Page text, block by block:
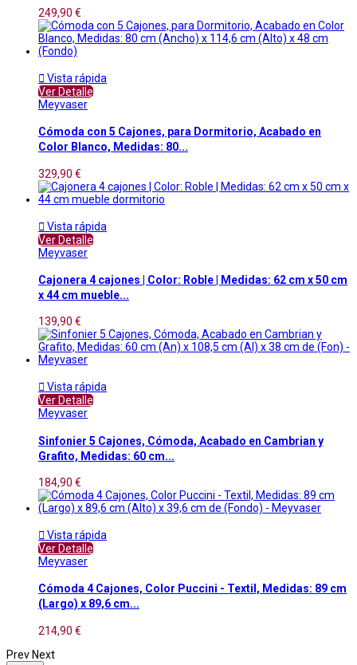
249,90 €
 Vista rápida
Ver Detalle
Meyvaser
Cómoda con 5 Cajones, para Dormitorio, Acabado en
Color Blanco, Medidas: 80...
329,90 €
 Vista rápida
Ver Detalle
Meyvaser
Cajonera 4 cajones | Color: Roble | Medidas: 62 cm x 50 cm
x 44 cm mueble...
139,90 €
 Vista rápida
Ver Detalle
Meyvaser
Sinfonier 5 Cajones, Cómoda, Acabado en Cambrian y
Grafito, Medidas: 60 cm...
184,90 €
 Vista rápida
Ver Detalle
Meyvaser
Cómoda 4 Cajones, Color Puccini - Textil, Medidas: 89 cm
(Largo) x 89,6 cm...
214,90 €
Prev Next